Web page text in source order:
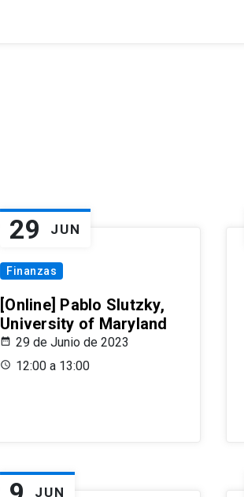
29 JUN
Finanzas
[Online] Pablo Slutzky,
University of Maryland
29 de Junio de 2023
12:00 a 13:00
JUN